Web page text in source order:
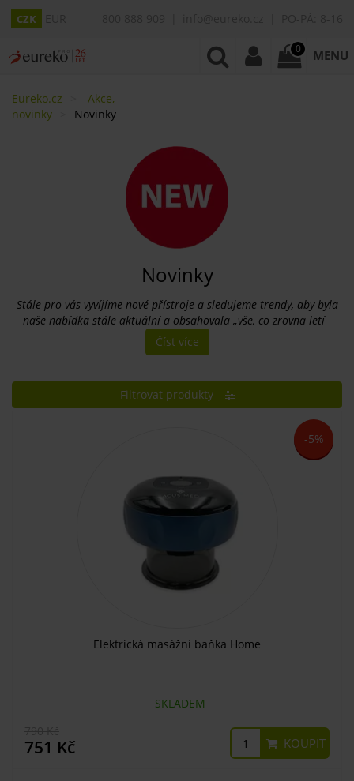
CZK
0 MENU
Eureko.cz
Akce,
novinky
Novinky
Novinky
​Stále pro vás vyvíjíme nové přístroje a sledujeme trendy, aby byla
naše nabídka stále aktuální a obsahovala „vše, co zrovna letí
Číst více
Filtrovat produkty
-5%
Elektrická masážní baňka Home
SKLADEM
751 Kč KOUPIT